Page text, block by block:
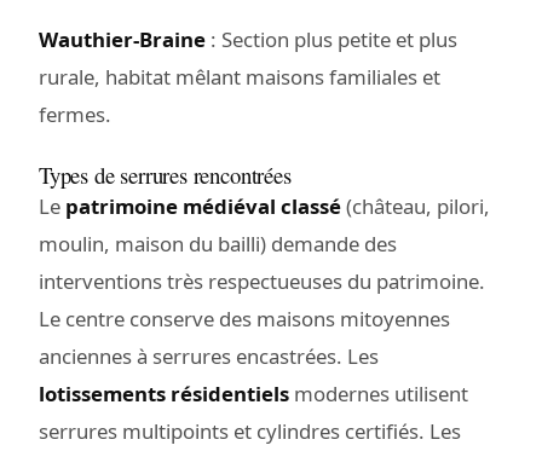
Wauthier-Braine : Section plus petite et plus
rurale, habitat mêlant maisons familiales et
fermes.
Types de serrures rencontrées
Le patrimoine médiéval classé(château, pilori,
moulin, maison du bailli) demande des
interventions très respectueuses du patrimoine.
Le centre conserve des maisons mitoyennes
anciennes à serrures encastrées. Les
lotissements résidentiels modernes utilisent
serrures multipoints et cylindres certifiés. Les